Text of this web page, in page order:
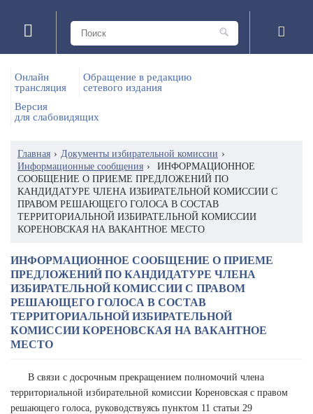
Онлайн
трансляция
Обращение в редакцию
сетевого издания
Версия
для слабовидящих
Главная › Документы избирательной комиссии ›
Информационные сообщения ›
ИНФОРМАЦИОННОЕ
СООБЩЕНИЕ О ПРИЕМЕ ПРЕДЛОЖЕНИЙ ПО
КАНДИДАТУРЕ ЧЛЕНА ИЗБИРАТЕЛЬНОЙ КОМИССИИ С
ПРАВОМ РЕШАЮЩЕГО ГОЛОСА В СОСТАВ
ТЕРРИТОРИАЛЬНОЙ ИЗБИРАТЕЛЬНОЙ КОМИССИИ
КОРЕНОВСКАЯ НА ВАКАНТНОЕ МЕСТО
ИНФОРМАЦИОННОЕ СООБЩЕНИЕ О ПРИЕМЕ
ПРЕДЛОЖЕНИЙ ПО КАНДИДАТУРЕ ЧЛЕНА
ИЗБИРАТЕЛЬНОЙ КОМИССИИ С ПРАВОМ
РЕШАЮЩЕГО ГОЛОСА В СОСТАВ
ТЕРРИТОРИАЛЬНОЙ ИЗБИРАТЕЛЬНОЙ
КОМИССИИ КОРЕНОВСКАЯ НА ВАКАНТНОЕ
МЕСТО
В связи с досрочным прекращением полномочий члена
территориальной избирательной комиссии Кореновская с правом
решающего голоса, руководствуясь пунктом 11 статьи 29